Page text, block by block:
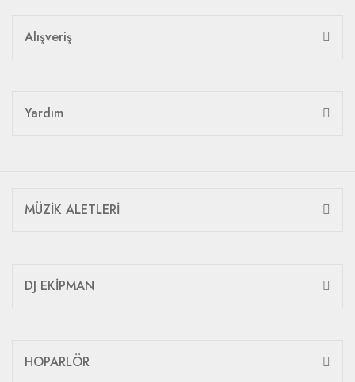
Alışveriş
Yardım
MÜZİK ALETLERİ
DJ EKİPMAN
HOPARLÖR